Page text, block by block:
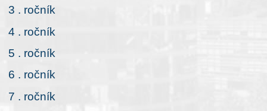
3 . ročník
4 . ročník
5 . ročník
6 . ročník
7 . ročník